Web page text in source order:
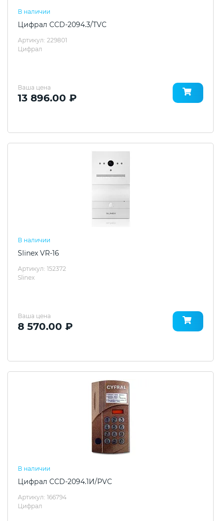
В наличии
Цифрал CCD-2094.3/TVC
Артикул: 229801
Цифрал
Ваша цена
13 896.00 ₽
В наличии
Slinex VR-16
Артикул: 152372
Slinex
Ваша цена
8 570.00 ₽
В наличии
Цифрал CCD-2094.1И/РVС
Артикул: 166794
Цифрал